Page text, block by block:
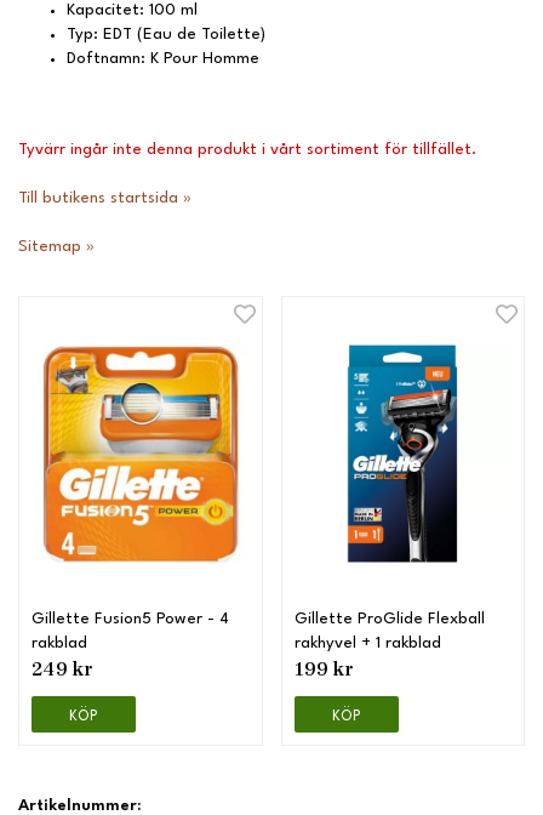
Kapacitet: 100 ml
Typ: EDT (Eau de Toilette)
Doftnamn: K Pour Homme
Tyvärr ingår inte denna produkt i vårt sortiment för tillfället.
Till butikens startsida »
Sitemap »
Gillette Fusion5 Power - 4
rakblad
249 kr
KÖP
Gillette ProGlide Flexball
rakhyvel + 1 rakblad
199 kr
KÖP
Artikelnummer: